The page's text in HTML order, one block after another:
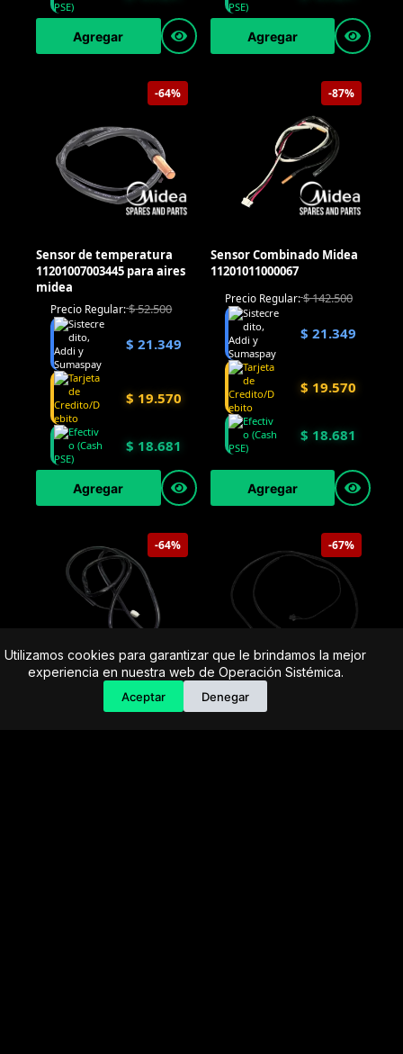
Utilizamos cookies para garantizar que le brindamos la mejor
experiencia en nuestra web de Operación Sistémica.
Aceptar Denegar
Agregar Agregar
-64%
Sensor de temperatura
11201007003445 para aires
midea
Precio Regular:$52.500
$ 21.349
$ 19.570
$ 18.681
Agregar
-87%
Sensor Combinado Midea
11201011000067
Precio Regular:$142.500
$ 21.349
$ 19.570
$ 18.681
Agregar
-64%
Sensor de Temperatura
-67%
Sensor de temperatura
Especialista de operación sistémica